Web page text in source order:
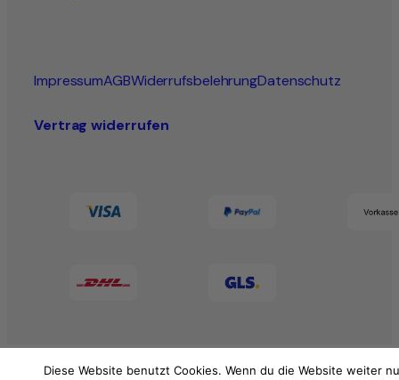
ImpressumAGBWiderrufsbelehrungDatenschutz
Vertrag widerrufen
Diese Website benutzt Cookies. Wenn du die Website weiter